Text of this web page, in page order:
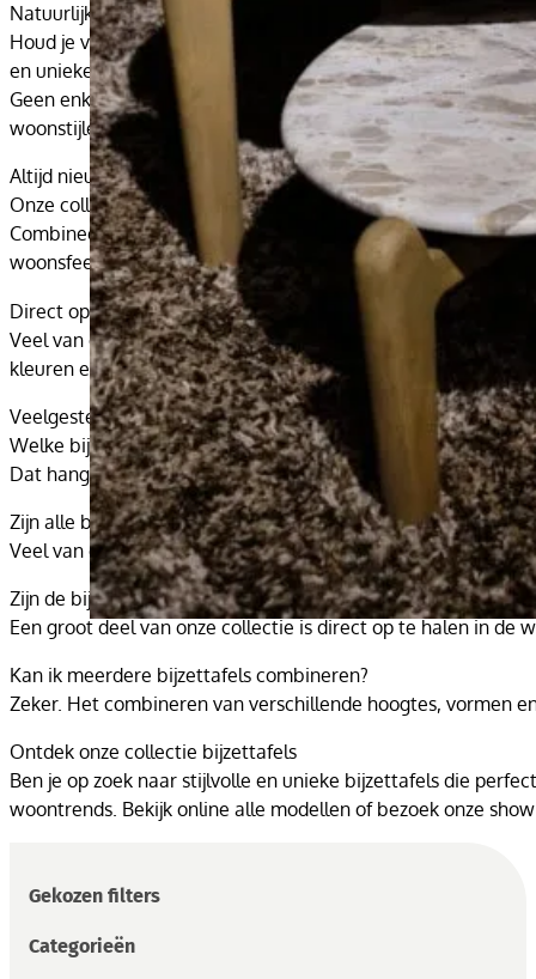
Natuurlijke materialen zoals teak hout en suar hout
Houd je van een warme en natuurlijke uitstraling? Dan zijn
en unieke vormen.
Geen enkele tafel is hetzelfde, waardoor je altijd een
woonstijlen. Teak hout zorgt juist voor tijdloze elegantie en
Altijd nieuwe wooninspiratie
Onze collectie verandert regelmatig, waardoor je steeds
Combineer bijvoorbeeld meerdere bijzettafels met
woonsfeer hebben wij een passende bijzettafel die jouw
Direct op te halen in de winkel
Veel van onze bijzettafels zijn direct op te halen in de
kleuren en afwerkingen zelf te bekijken en inspiratie op te
Veelgestelde vragen over bijzettafels
Welke bijzettafel past bij mijn interieur?
Dat hangt af van jouw woonstijl. Kies voor teak hout of
Zijn alle bijzettafels uniek?
Veel van onze tafels zijn gemaakt van natuurlijke
Zijn de bijzettafels direct leverbaar?
Een groot deel van onze collectie is direct op te halen in de
Kan ik meerdere bijzettafels combineren?
Zeker. Het combineren van verschillende hoogtes, vormen
Ontdek onze collectie bijzettafels
Ben je op zoek naar stijlvolle en unieke bijzettafels die
woontrends. Bekijk online alle modellen of bezoek onze
Gekozen filters
Categorieën